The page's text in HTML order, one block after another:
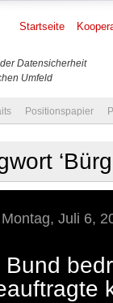
Datensicherheit
Umfeld
Startseite
Positionspapier
Juli 6,
Bund